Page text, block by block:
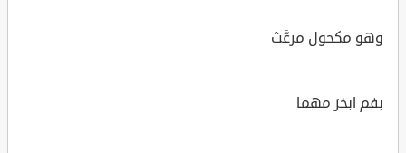
وهو مكحول مرعَّث
بفم ابخرَ مهما